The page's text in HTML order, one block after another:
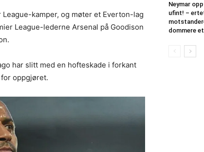
kamper, og møter et Everton-lag
League-lederne Arsenal på Goodison
har slitt med en hofteskade i forkant
oppgjøret.
Neymar
ufint! –
dommere